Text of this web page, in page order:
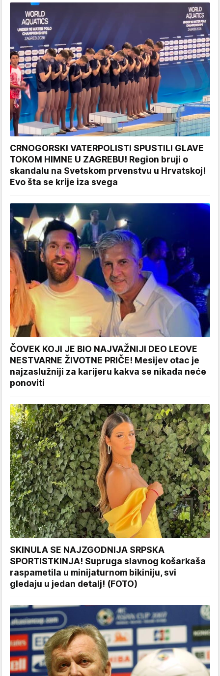
CRNOGORSKI VATERPOLISTI SPUSTILI GLAVE
TOKOM HIMNE U ZAGREBU! Region bruji o
skandalu na Svetskom prvenstvu u Hrvatskoj!
Evo šta se krije iza svega
ČOVEK KOJI JE BIO NAJVAŽNIJI DEO LEOVE
NESTVARNE ŽIVOTNE PRIČE! Mesijev otac je
najzaslužniji za karijeru kakva se nikada neće
ponoviti
SKINULA SE NAJZGODNIJA SRPSKA
SPORTISTKINJA! Supruga slavnog košarkaša
raspametila u minijaturnom bikiniju, svi
gledaju u jedan detalj! (FOTO)